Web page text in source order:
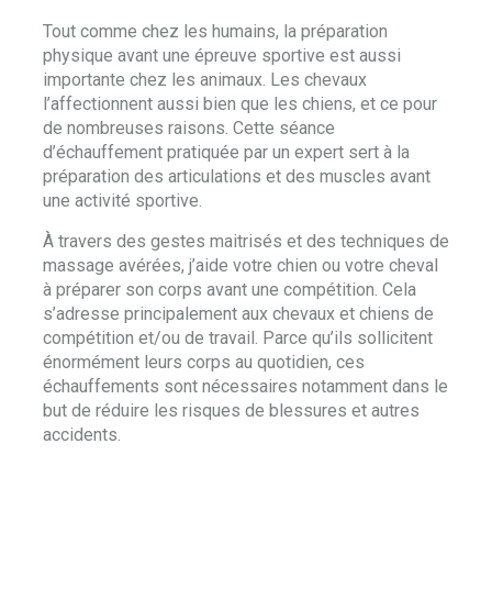
Tout comme chez les humains, la préparation
physique avant une épreuve sportive est aussi
importante chez les animaux. Les chevaux
l’affectionnent aussi bien que les chiens, et ce pour
de nombreuses raisons. Cette séance
d’échauffement pratiquée par un expert sert à la
préparation des articulations et des muscles avant
une activité sportive.
À travers des gestes maitrisés et des techniques de
massage avérées, j’aide votre chien ou votre cheval
à préparer son corps avant une compétition. Cela
s’adresse principalement aux chevaux et chiens de
compétition et/ou de travail. Parce qu’ils sollicitent
énormément leurs corps au quotidien, ces
échauffements sont nécessaires notamment dans le
but de réduire les risques de blessures et autres
accidents.